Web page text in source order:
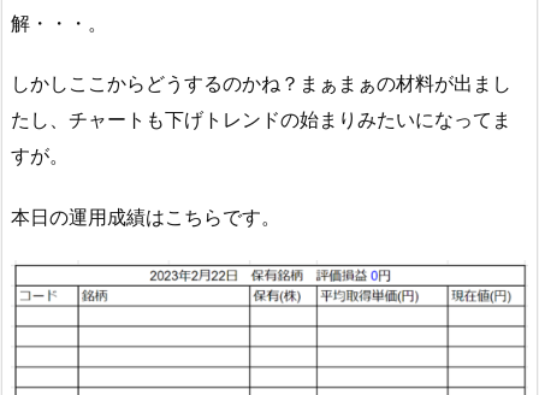
解・・・。
しかしここからどうするのかね？まぁまぁの材料が出まし
たし、チャートも下げトレンドの始まりみたいになってま
すが。
本日の運用成績はこちらです。